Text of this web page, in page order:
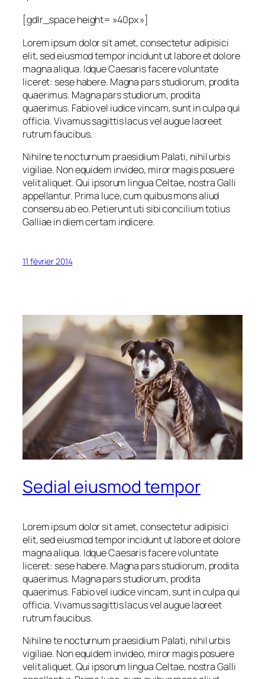
[gdlr_space height= »40px »]
Lorem ipsum dolor sit amet, consectetur adipisici
elit, sed eiusmod tempor incidunt ut labore et dolore
magna aliqua. Idque Caesaris facere voluntate
liceret: sese habere. Magna pars studiorum, prodita
quaerimus. Magna pars studiorum, prodita
quaerimus. Fabio vel iudice vincam, sunt in culpa qui
officia. Vivamus sagittis lacus vel augue laoreet
rutrum faucibus.
Nihilne te nocturnum praesidium Palati, nihil urbis
vigiliae. Non equidem invideo, miror magis posuere
velit aliquet. Qui ipsorum lingua Celtae, nostra Galli
appellantur. Prima luce, cum quibus mons aliud
consensu ab eo. Petierunt uti sibi concilium totius
Galliae in diem certam indicere.
11 février 2014
Sedial eiusmod tempor
Lorem ipsum dolor sit amet, consectetur adipisici
elit, sed eiusmod tempor incidunt ut labore et dolore
magna aliqua. Idque Caesaris facere voluntate
liceret: sese habere. Magna pars studiorum, prodita
quaerimus. Magna pars studiorum, prodita
quaerimus. Fabio vel iudice vincam, sunt in culpa qui
officia. Vivamus sagittis lacus vel augue laoreet
rutrum faucibus.
Nihilne te nocturnum praesidium Palati, nihil urbis
vigiliae. Non equidem invideo, miror magis posuere
velit aliquet. Qui ipsorum lingua Celtae, nostra Galli